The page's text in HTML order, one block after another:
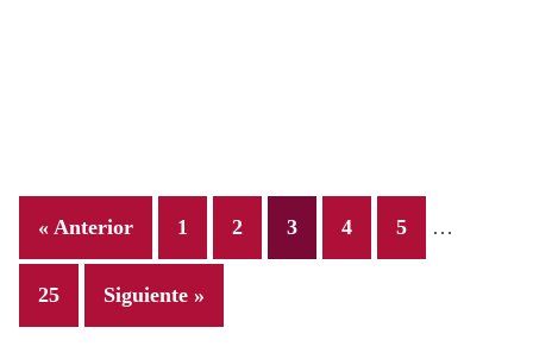
« Anterior Page
1 Page
2 Page
3 Page
4 Page
5 …
Page
25 Siguiente »